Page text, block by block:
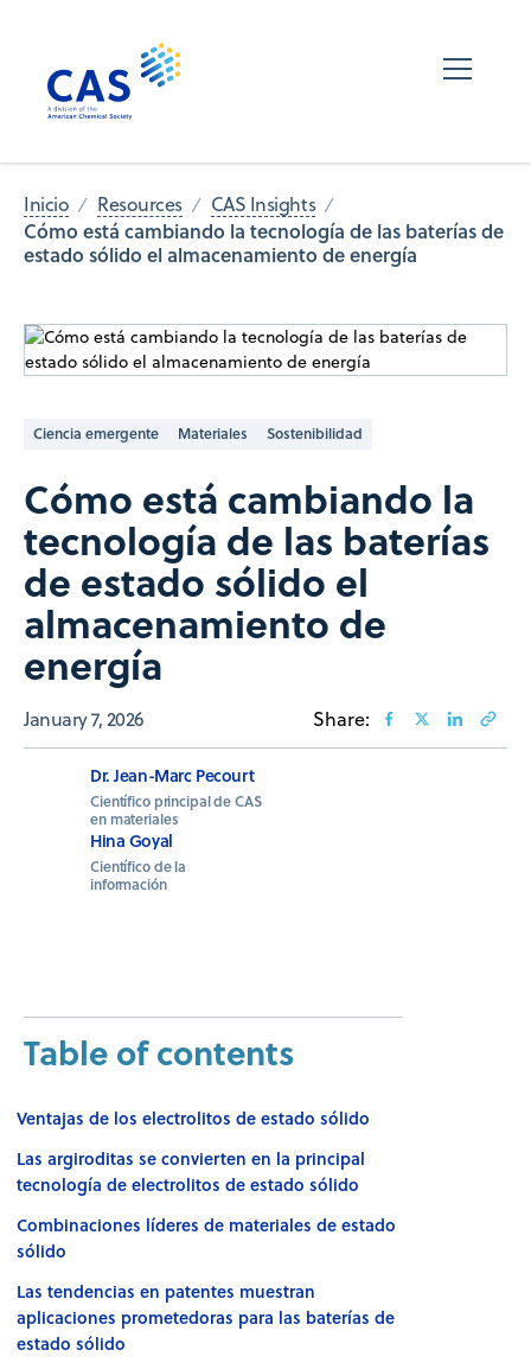
Inicio Resources CAS Insights
Cómo está cambiando la tecnología de las baterías de
estado sólido el almacenamiento de energía
Ciencia emergente Materiales Sostenibilidad
Cómo está cambiando la
tecnología de las baterías
de estado sólido el
almacenamiento de
energía
January 7, 2026 Share:
Dr. Jean-Marc Pecourt
Científico principal de CAS
en materiales
Hina Goyal
Científico de la
información
Table of contents
Ventajas de los electrolitos de estado sólido
Las argiroditas se convierten en la principal
tecnología de electrolitos de estado sólido
Combinaciones líderes de materiales de estado
sólido
Las tendencias en patentes muestran
aplicaciones prometedoras para las baterías de
estado sólido